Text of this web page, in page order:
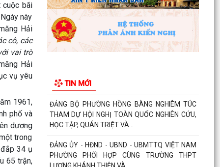
bãi
này
Hải
cô, các
vai trò
Hải
vụ yêu
1961,
phố và
dương
trong
34 ụ
65 trận,
TIN MỚI
ĐẢNG BỘ PHƯỜNG HỒNG BÀNG NGHIÊM TÚC
THAM DỰ HỘI NGHỊ TOÀN QUỐC NGHIÊN CỨU,
HỌC TẬP, QUÁN TRIỆT VÀ...
LƯƠNG KHÁNH THIỆN VÀ...
LỄ THẮP NẾN TRI ÂN CÁC ANH HÙNG LIỆT SĨ
NHÂN DỊP KỶ NIỆM 79 NĂM NGÀY THƯƠNG
BINH, LIỆT SĨ
Phường Hồng Bàng tổ chức Lễ tưởng niệm, cầu
siêu Mẹ Việt Nam Anh hùng và các Anh hùng
liệt sĩ